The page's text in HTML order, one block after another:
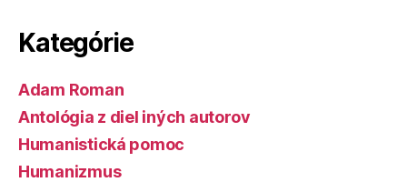
Kategórie
Adam Roman
Antológia z diel iných autorov
Humanistická pomoc
Humanizmus